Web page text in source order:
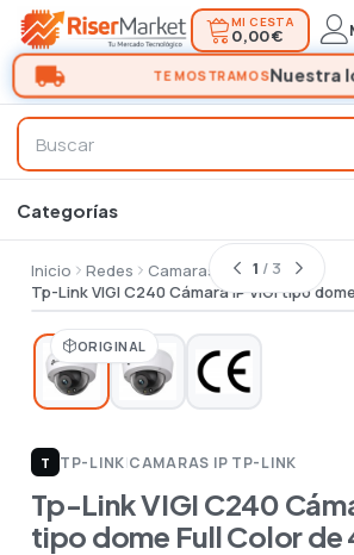
MI CESTA
0,00 €
Inicio Redes
Camaras ip
Tp-Link VIGI C240 Cámara IP VIGI tipo
ORIGINAL
1 / 3
T TP-LINK|CAMARAS IP TP-LINK
Tp-Link VIGI C240
tipo dome Full Color de